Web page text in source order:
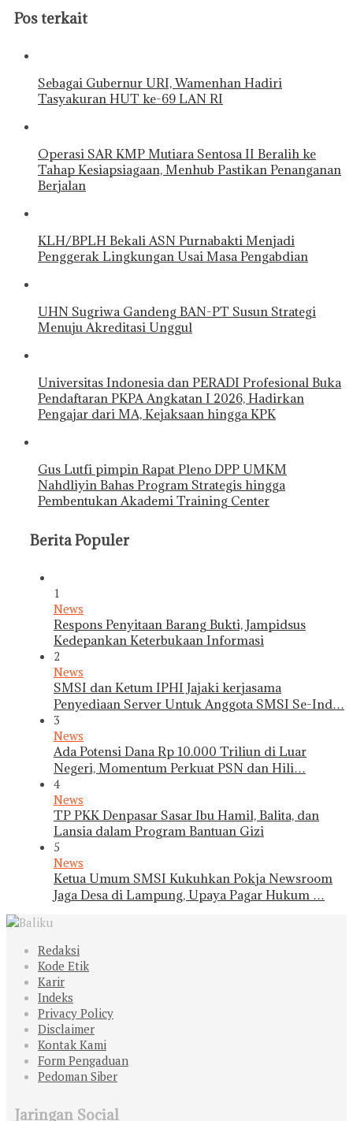
Pos terkait
Sebagai Gubernur URI, Wamenhan Hadiri
Tasyakuran HUT ke-69 LAN RI
Operasi SAR KMP Mutiara Sentosa II Beralih ke
Tahap Kesiapsiagaan, Menhub Pastikan Penanganan
Berjalan
KLH/BPLH Bekali ASN Purnabakti Menjadi
Penggerak Lingkungan Usai Masa Pengabdian
UHN Sugriwa Gandeng BAN-PT Susun Strategi
Menuju Akreditasi Unggul
Universitas Indonesia dan PERADI Profesional Buka
Pendaftaran PKPA Angkatan I 2026, Hadirkan
Pengajar dari MA, Kejaksaan hingga KPK
Gus Lutfi pimpin Rapat Pleno DPP UMKM
Nahdliyin Bahas Program Strategis hingga
Pembentukan Akademi Training Center
Berita Populer
1
News
Respons Penyitaan Barang Bukti, Jampidsus
Kedepankan Keterbukaan Informasi
2
News
SMSI dan Ketum IPHI Jajaki kerjasama
Penyediaan Server Untuk Anggota SMSI Se-Ind…
3
News
Ada Potensi Dana Rp 10.000 Triliun di Luar
Negeri, Momentum Perkuat PSN dan Hili…
4
News
TP PKK Denpasar Sasar Ibu Hamil, Balita, dan
Lansia dalam Program Bantuan Gizi
5
News
Ketua Umum SMSI Kukuhkan Pokja Newsroom
Jaga Desa di Lampung, Upaya Pagar Hukum …
Redaksi
Kode Etik
Karir
Indeks
Privacy Policy
Disclaimer
Kontak Kami
Form Pengaduan
Pedoman Siber
Jaringan Social